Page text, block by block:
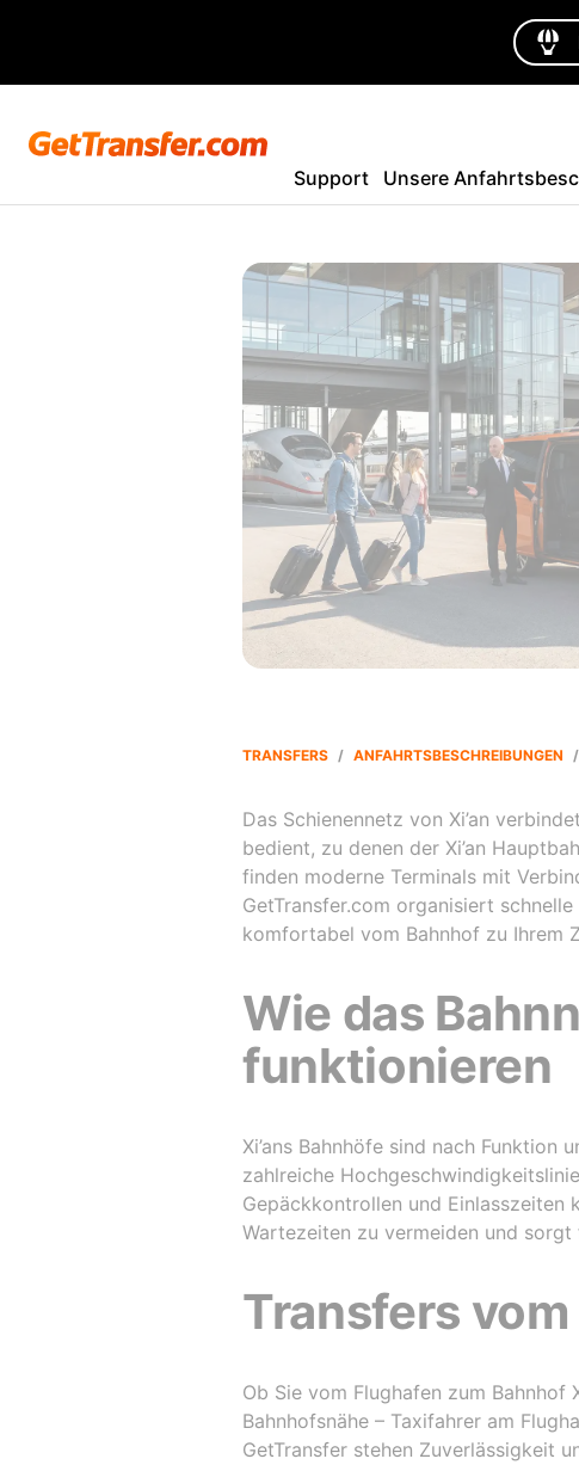
Support Unsere
TRANSFERS / ANFAHRTSBESCHREIBUNGEN /
Das Schienennetz von Xi’an
bedient, zu denen der Xi’an
finden moderne Terminals mit
GetTransfer.com organisiert
komfortabel vom Bahnhof zu Ihrem
Wie das
funktionieren
Xi’ans Bahnhöfe sind nach
zahlreiche
Gepäckkontrollen und Einlasszeiten
Wartezeiten zu vermeiden und
Transfers vom
Ob Sie vom Flughafen zum Bahnhof
Bahnhofsnähe – Taxifahrer am
GetTransfer stehen Zuverlässigkeit